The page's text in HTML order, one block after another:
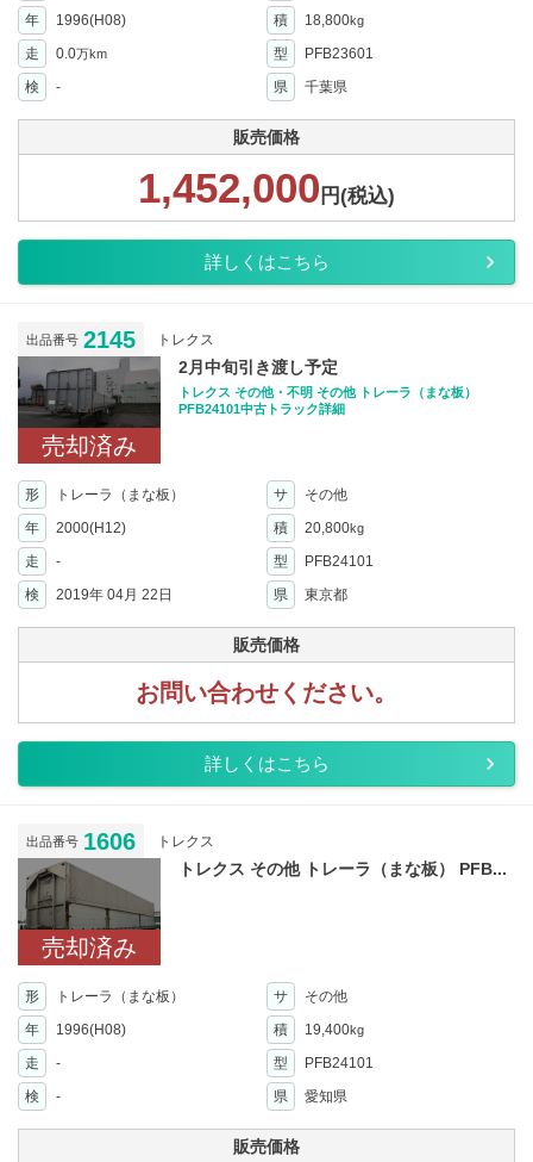
年
1996(H08) 積 18,800kg
走 0.0万km 型
PFB23601
検
- 県 千葉県
販売価格
1,452,000 円(税込)
詳しくはこちら
出品番号 2145 トレクス
売却済み
2月中旬引き渡し予定
トレクス その他・不明 その他 トレーラ（まな板）
PFB24101中古トラック詳細
形 トレーラ（まな板） サ
その他
年
2000(H12) 積 20,800kg
走 - 型
PFB24101
検
2019年 04月 22日 県 東京都
販売価格
お問い合わせください。
詳しくはこちら
出品番号 1606 トレクス
売却済み
トレクス その他 トレーラ（まな板） PFB...
形 トレーラ（まな板） サ
その他
年
1996(H08) 積 19,400kg
走 - 型
PFB24101
検
- 県 愛知県
販売価格